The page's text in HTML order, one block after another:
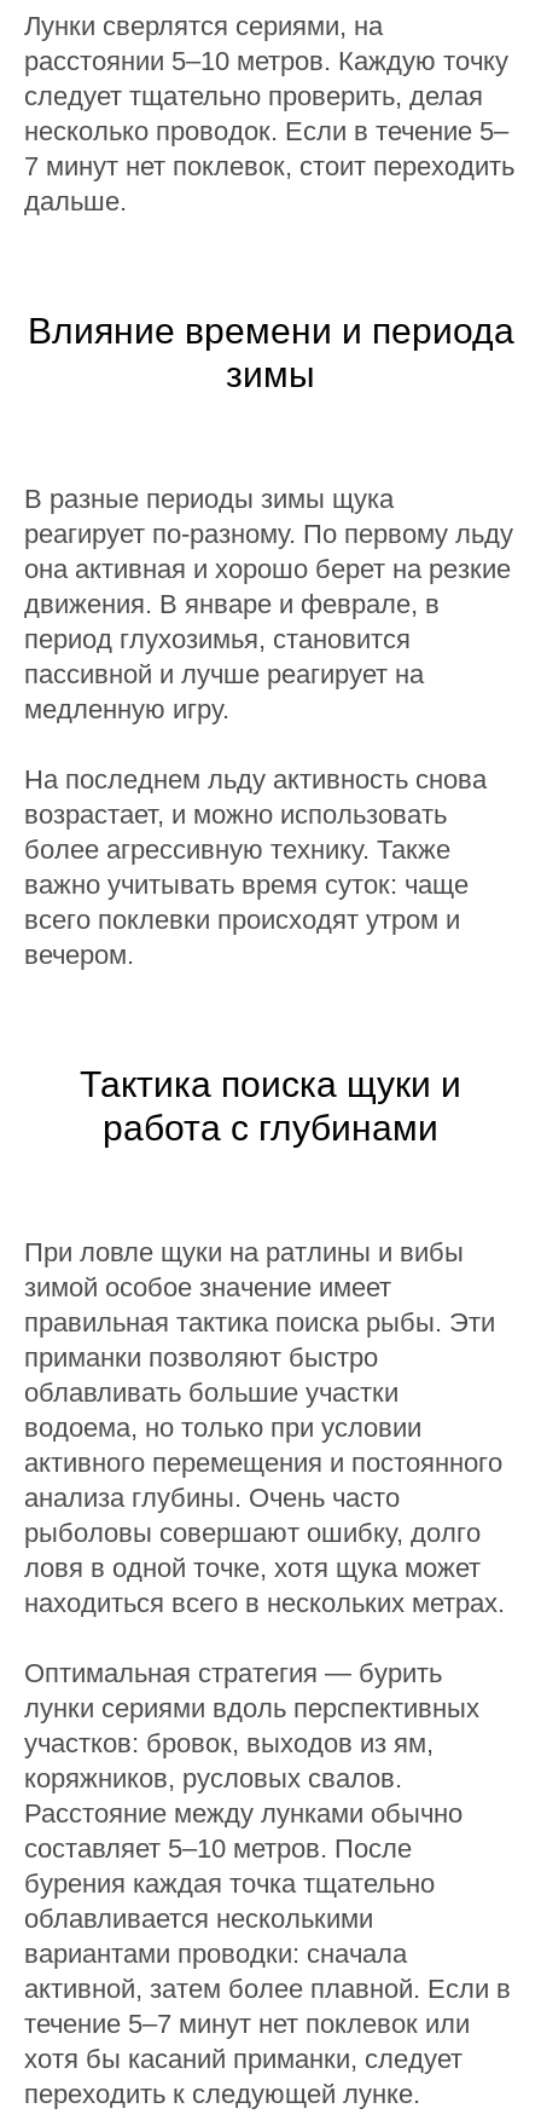
Лунки сверлятся сериями, на
расстоянии 5–10 метров. Каждую точку
следует тщательно проверить, делая
несколько проводок. Если в течение 5–
7 минут нет поклевок, стоит переходить
дальше.
Влияние времени и периода
зимы
В разные периоды зимы щука
реагирует по-разному. По первому льду
она активная и хорошо берет на резкие
движения. В январе и феврале, в
период глухозимья, становится
пассивной и лучше реагирует на
медленную игру.
На последнем льду активность снова
возрастает, и можно использовать
более агрессивную технику. Также
важно учитывать время суток: чаще
всего поклевки происходят утром и
вечером.
Тактика поиска щуки и
работа с глубинами
При ловле щуки на ратлины и вибы
зимой особое значение имеет
правильная тактика поиска рыбы. Эти
приманки позволяют быстро
облавливать большие участки
водоема, но только при условии
активного перемещения и постоянного
анализа глубины. Очень часто
рыболовы совершают ошибку, долго
ловя в одной точке, хотя щука может
находиться всего в нескольких метрах.
Оптимальная стратегия — бурить
лунки сериями вдоль перспективных
участков: бровок, выходов из ям,
коряжников, русловых свалов.
Расстояние между лунками обычно
составляет 5–10 метров. После
бурения каждая точка тщательно
облавливается несколькими
вариантами проводки: сначала
активной, затем более плавной. Если в
течение 5–7 минут нет поклевок или
хотя бы касаний приманки, следует
переходить к следующей лунке.